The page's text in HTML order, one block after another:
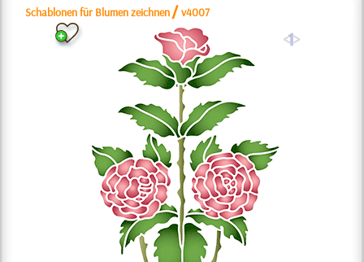
Schablonen für Blumen zeichnen /v4007
a